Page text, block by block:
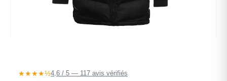
★★★★½4,6 / 5 — 117 avis vérifiés